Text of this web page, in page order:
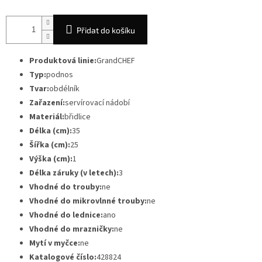
Přidat do košíku
Produktová linie:GrandCHEF
Typ:podnos
Tvar:obdélník
Zařazení:servírovací nádobí
Materiál:břidlice
Délka (cm):35
Šířka (cm):25
Výška (cm):1
Délka záruky (v letech):3
Vhodné do trouby:ne
Vhodné do mikrovlnné trouby:ne
Vhodné do lednice:ano
Vhodné do mrazničky:ne
Mytí v myčce:ne
Katalogové číslo:428824